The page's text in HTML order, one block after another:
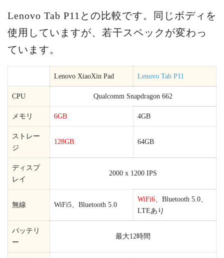
Lenovo Tab P11との比較です。同じボディを
使用していますが、若干スペックが変わっ
ています。
Lenovo XiaoXin Pad Lenovo Tab P11
CPU Qualcomm Snapdragon 662
メモリ 6GB 4GB
ストレー
ジ
128GB 64GB
ディスプ
レイ
2000 x 1200 IPS
無線 WiFi5、Bluetooth 5.0
WiFi6、Bluetooth 5.0、
LTEあり
バッテリ
ー
最大12時間